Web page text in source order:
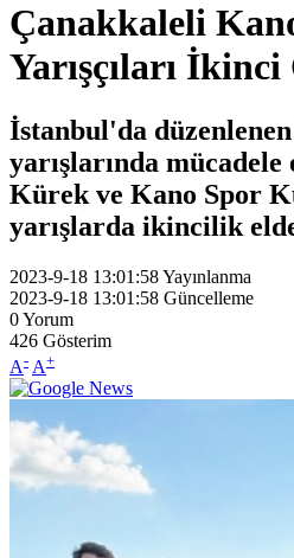
Çanakkaleli
Yarışçıları
İstanbul'da
yarışlarında
Kürek ve Kano Spor
yarışlarda ikincilik
2023-9-18 13:01:58Yayınlanma
2023-9-18 13:01:58 Güncelleme
0Yorum
426 Gösterim
A- A+